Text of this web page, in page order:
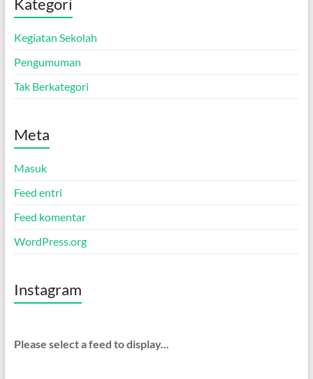
Kategori
Kegiatan Sekolah
Pengumuman
Tak Berkategori
Meta
Masuk
Feed entri
Feed komentar
WordPress.org
Instagram
Please select a feed to display...